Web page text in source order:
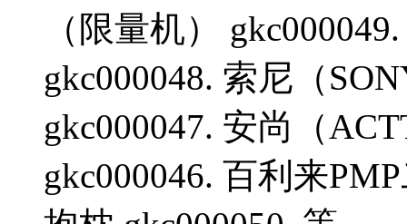
（限量机）
gkc000048. 索尼（
gkc000047. 安尚（
gkc000046. 百利来